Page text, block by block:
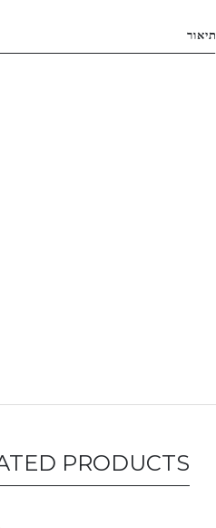
תיאור
PRODUCTS